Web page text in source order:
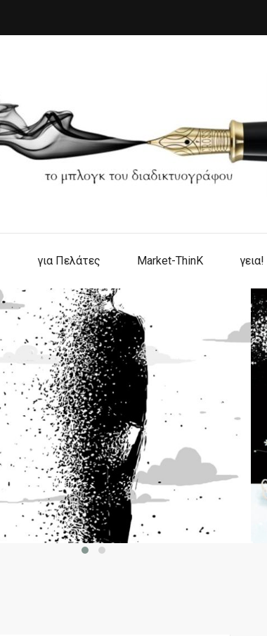
για Πελάτες Market-ThinK γεια!
άρθρα/tips για Κειμενογράφους
Αρθρογραφία τύπου… τα
memoirs μου!
Oct 05, 2017